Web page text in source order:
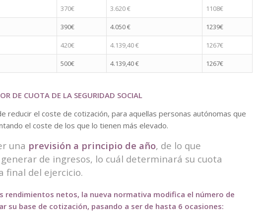
370€ 3.620 € 1108€
390€ 4.050 € 1239€
420€ 4.139,40 € 1267€
500€ 4.139,40 € 1267€
DE CUOTA DE LA SEGURIDAD SOCIAL
reducir el coste de cotización, para aquellas personas autónomas que
el coste de los que lo tienen más elevado.
una previsión a principio de año, de lo que
de ingresos, lo cuál determinará su cuota
final del ejercicio.
rendimientos netos, la nueva normativa modifica el número de
su base de cotización, pasando a ser de hasta 6 ocasiones: